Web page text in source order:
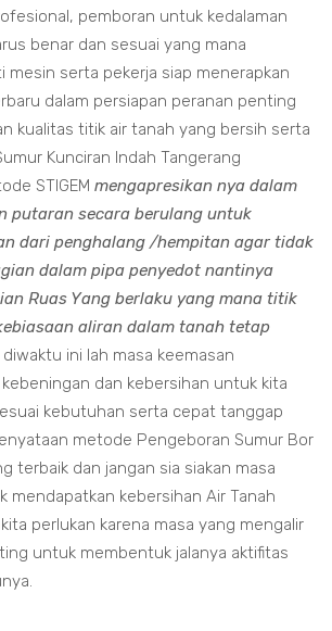
pemboran untuk kedalaman
benar dan sesuai yang mana
mesin serta pekerja siap menerapkan
dalam persiapan peranan penting
kualitas titik air tanah yang bersih serta
Kunciran Indah Tangerang
STIGEM mengapresikan nya dalam
putaran secara berulang untuk
dari penghalang /hempitan agar tidak
dalam pipa penyedot nantinya
Ruas Yang berlaku yang mana titik
aliran dalam tanah tetap
diwaktu ini lah masa keemasan
dan kebersihan untuk kita
kebutuhan serta cepat tanggap
metode Pengeboran Sumur Bor
terbaik dan jangan sia siakan masa
mendapatkan kebersihan Air Tanah
perlukan karena masa yang mengalir
untuk membentuk jalanya aktifitas